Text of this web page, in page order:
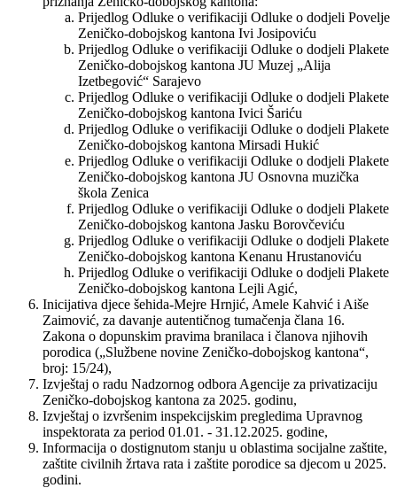
Prijedlog Odluke o verifikaciji Odluke o dodjeli Povelje
Zeničko-dobojskog kantona Ivi Josipoviću
Prijedlog Odluke o verifikaciji Odluke o dodjeli Plakete
Zeničko-dobojskog kantona JU Muzej „Alija
Izetbegović“ Sarajevo
Prijedlog Odluke o verifikaciji Odluke o dodjeli Plakete
Zeničko-dobojskog kantona Ivici Šariću
Prijedlog Odluke o verifikaciji Odluke o dodjeli Plakete
Zeničko-dobojskog kantona Mirsadi Hukić
Prijedlog Odluke o verifikaciji Odluke o dodjeli Plakete
Zeničko-dobojskog kantona JU Osnovna muzička
škola Zenica
Prijedlog Odluke o verifikaciji Odluke o dodjeli Plakete
Zeničko-dobojskog kantona Jasku Borovčeviću
Prijedlog Odluke o verifikaciji Odluke o dodjeli Plakete
Zeničko-dobojskog kantona Kenanu Hrustanoviću
Prijedlog Odluke o verifikaciji Odluke o dodjeli Plakete
Zeničko-dobojskog kantona Lejli Agić,
Inicijativa djece šehida-Mejre Hrnjić, Amele Kahvić i Aiše
Zaimović, za davanje autentičnog tumačenja člana 16.
Zakona o dopunskim pravima branilaca i članova njihovih
porodica („Službene novine Zeničko-dobojskog kantona“,
broj: 15/24),
Izvještaj o radu Nadzornog odbora Agencije za privatizaciju
Zeničko-dobojskog kantona za 2025. godinu,
Izvještaj o izvršenim inspekcijskim pregledima Upravnog
inspektorata za period 01.01. - 31.12.2025. godine,
Informacija o dostignutom stanju u oblastima socijalne zaštite,
zaštite civilnih žrtava rata i zaštite porodice sa djecom u 2025.
godini.